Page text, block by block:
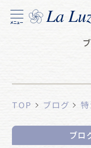
メニュー
TOP ブログ
ブロ